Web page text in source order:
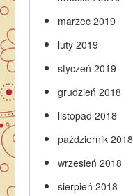
marzec 2019
luty 2019
styczeń 2019
grudzień 2018
listopad 2018
październik 2018
wrzesień 2018
sierpień 2018